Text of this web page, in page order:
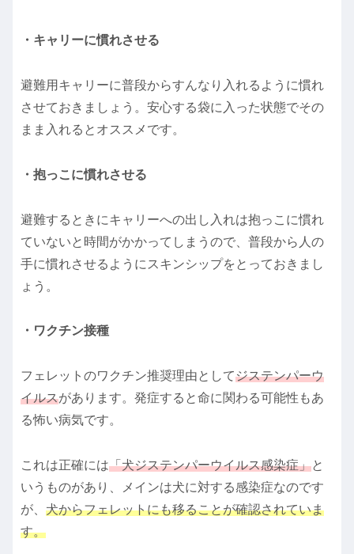
・キャリーに慣れさせる
避難用キャリーに普段からすんなり入れるように慣れ
させておきましょう。安心する袋に入った状態でその
まま入れるとオススメです。
・抱っこに慣れさせる
避難するときにキャリーへの出し入れは抱っこに慣れ
ていないと時間がかかってしまうので、普段から人の
手に慣れさせるようにスキンシップをとっておきまし
ょう。
・ワクチン接種
フェレットのワクチン推奨理由としてジステンパーウ
イルスがあります。発症すると命に関わる可能性もあ
る怖い病気です。
これは正確には「犬ジステンパーウイルス感染症」と
いうものがあり、メインは犬に対する感染症なのです
が、 犬からフェレットにも移ることが確認されていま
す。